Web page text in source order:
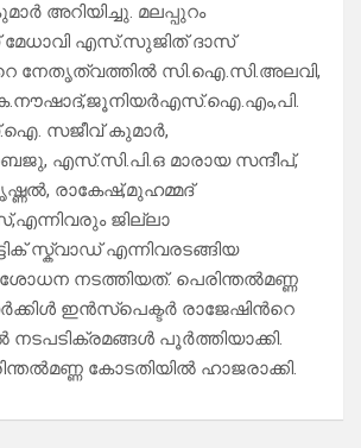
അറിയിച്ചു. മലപ്പുറം
മേധാവി എസ്.സുജിത് ദാസ്
നേതൃത്വത്തില്‍ സി.ഐ.സി.അലവി,
സജീവ് കുമാര്‍,
മാരായ സന്ദീപ്,
രാകേഷ്,മുഹമ്മദ്
ജില്ലാ
സ്ക്വാഡ് എന്നിവരടങ്ങിയ
നടത്തിയത്. പെരിന്തല്‍മണ്ണ
ഇന്‍സ്പെക്ടര്‍ രാജേഷിന്‍റെ
നടപടിക്രമങ്ങള്‍ പൂര്‍ത്തിയാക്കി.
കോടതിയില്‍ ഹാജരാക്കി.